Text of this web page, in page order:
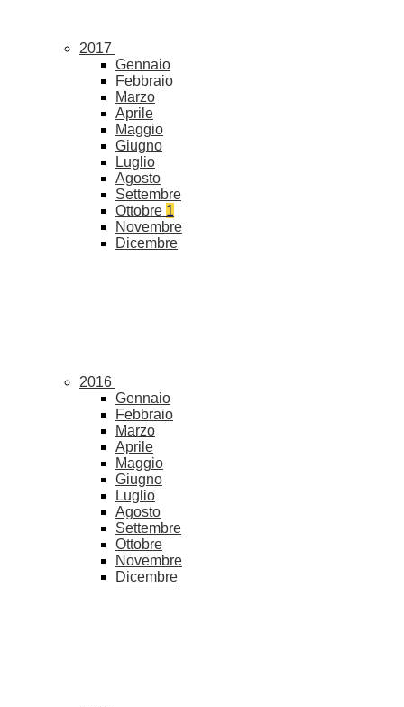
2017
Gennaio
Febbraio
Marzo
Aprile
Maggio
Giugno
Luglio
Agosto
Settembre
Ottobre 1
Novembre
Dicembre
2016
Gennaio
Febbraio
Marzo
Aprile
Maggio
Giugno
Luglio
Agosto
Settembre
Ottobre
Novembre
Dicembre